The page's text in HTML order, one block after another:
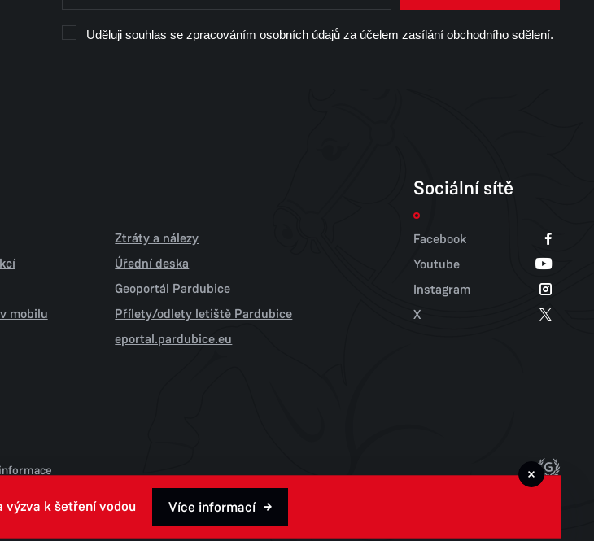
Uděluji souhlas se zpracováním osobních údajů za účelem zasílání obchodního sdělení.
Sociální sítě
Facebook
Youtube
Instagram
X
mobilu
Ztráty a nálezy
Úřední deska
Geoportál Pardubice
Přílety/odlety letiště Pardubice
eportal.pardubice.eu
výzva k šetření vodou Více informací